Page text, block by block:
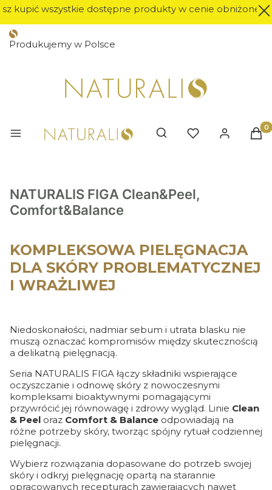
kupić wszystkie dostępne produkty w cenie obniżonej o
Produkujemy w Polsce
Otwórz wyszukiwarkę
NATURALIS FIGA Clean&Peel,
Comfort&Balance
KOMPLEKSOWA PIELĘGNACJA
DLA SKÓRY PROBLEMATYCZNEJ
I WRAŻLIWEJ
Niedoskonałości, nadmiar sebum i utrata blasku nie
muszą oznaczać kompromisów między skutecznością
a delikatną pielęgnacją.
Seria NATURALIS FIGA łączy składniki wspierające
oczyszczanie i odnowę skóry z nowoczesnymi
kompleksami bioaktywnymi pomagającymi
przywrócić jej równowagę i zdrowy wygląd. Linie Clean
& Peel oraz Comfort & Balance odpowiadają na
różne potrzeby skóry, tworząc spójny rytuał codziennej
pielęgnacji.
Wybierz rozwiązania dopasowane do potrzeb swojej
skóry i odkryj pielęgnację opartą na starannie
opracowanych recepturach zawierających nawet